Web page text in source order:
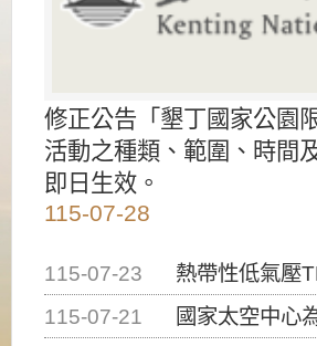
修正公告「墾丁國家公園
活動之種類、範圍、時間
即日生效。
115-07-28
115-07-23
熱帶性低氣壓
115-07-21
國家太空中心為辦理2026台灣盃火箭競賽，陸、海、